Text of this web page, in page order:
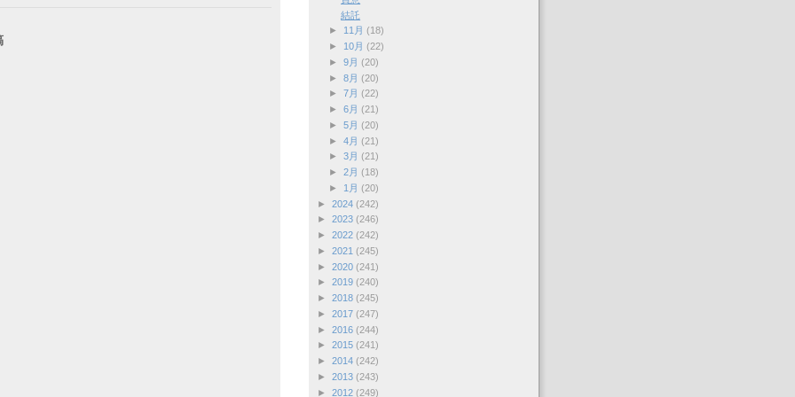
結託
►
11月 (18)
►
10月 (22)
► 9月 (20)
► 8月 (20)
► 7月 (22)
► 6月 (21)
► 5月 (20)
► 4月 (21)
► 3月 (21)
► 2月 (18)
►
1月 (20)
► 2024 (242)
► 2023 (246)
► 2022 (242)
► 2021 (245)
► 2020 (241)
► 2019 (240)
► 2018 (245)
► 2017 (247)
► 2016 (244)
► 2015 (241)
► 2014 (242)
► 2013 (243)
► 2012 (249)